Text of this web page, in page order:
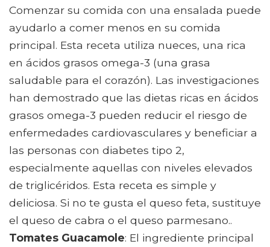
Comenzar su comida con una ensalada puede
ayudarlo a comer menos en su comida
principal. Esta receta utiliza nueces, una rica
en ácidos grasos omega-3 (una grasa
saludable para el corazón). Las investigaciones
han demostrado que las dietas ricas en ácidos
grasos omega-3 pueden reducir el riesgo de
enfermedades cardiovasculares y beneficiar a
las personas con diabetes tipo 2,
especialmente aquellas con niveles elevados
de triglicéridos. Esta receta es simple y
deliciosa. Si no te gusta el queso feta, sustituye
el queso de cabra o el queso parmesano..
Tomates Guacamole: El ingrediente principal